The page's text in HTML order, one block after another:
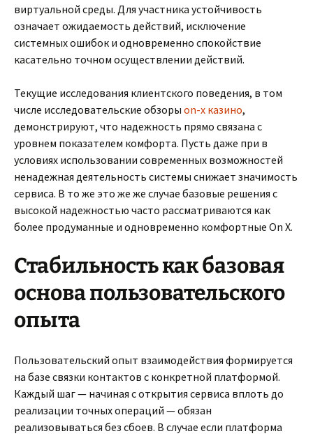
виртуальной среды. Для участника устойчивость
означает ожидаемость действий, исключение
системных ошибок и одновременно спокойствие
касательно точном осуществлении действий.
Текущие исследования клиентского поведения, в том
числе исследовательские обзоры on-x казино,
демонстрируют, что надежность прямо связана с
уровнем показателем комфорта. Пусть даже при в
условиях использовании современных возможностей
ненадежная деятельность системы снижает значимость
сервиса. В то же это же же случае базовые решения с
высокой надежностью часто рассматриваются как
более продуманные и одновременно комфортные On X.
Стабильность как базовая
основа пользовательского
опыта
Пользовательский опыт взаимодействия формируется
на базе связки контактов с конкретной платформой.
Каждый шаг — начиная с открытия сервиса вплоть до
реализации точных операций — обязан
реализовываться без сбоев. В случае если платформа